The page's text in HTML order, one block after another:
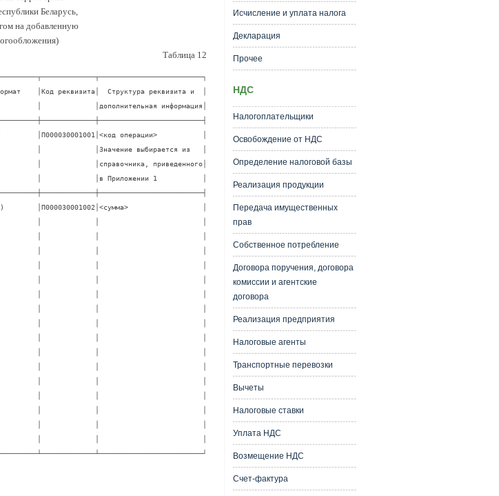
Беларусь,
на добавленную
Таблица 12
│Код реквизита│  Структура реквизита и  │
│             │дополнительная информация│
│П000030001001│<код операции>           │
│             │Значение выбирается из   │
│             │справочника, приведенного│
│             │в Приложении 1           │
│П000030001002│<сумма>                  │
│             │             │                         │
│             │             │                         │
│             │             │                         │
│             │             │                         │
│             │             │                         │
│             │             │                         │
│             │                         │
│             │             │                         │
│             │             │                         │
│             │             │                         │
│             │             │                         │
│             │             │                         │
│             │             │                         │
│             │             │                         │
│             │                         │
│             │             │                         │
Исчисление и уплата налога
Декларация
Прочее
НДС
Налогоплательщики
Освобождение от НДС
Определение налоговой базы
Реализация продукции
Передача имущественных
прав
Собственное потребление
Договора поручения, договора
комиссии и агентские
договора
Реализация предприятия
Налоговые агенты
Транспортные перевозки
Вычеты
Налоговые ставки
Уплата НДС
Возмещение НДС
Счет-фактура